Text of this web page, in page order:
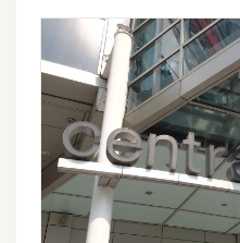
端
H
T
M
L
/
S